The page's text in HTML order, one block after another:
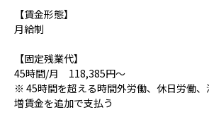
【賃金形態】
月給制
【固定残業代】
45時間/月 118,385円～
※ 45時間を超える時間外労働、休日労働
増賃金を追加で支払う